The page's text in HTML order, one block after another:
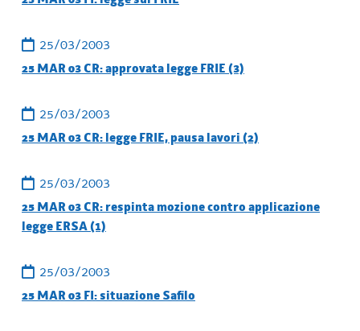
25/03/2003
25 MAR 03 CR: approvata legge FRIE (3)
25/03/2003
25 MAR 03 CR: legge FRIE, pausa lavori (2)
25/03/2003
25 MAR 03 CR: respinta mozione contro applicazione
legge ERSA (1)
25/03/2003
25 MAR 03 FI: situazione Safilo